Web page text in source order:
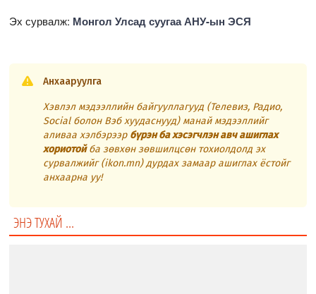
Эх сурвалж: Монгол Улсад суугаа АНУ-ын ЭСЯ
Анхааруулга
Хэвлэл мэдээллийн байгууллагууд (Телевиз, Радио,
Social болон Вэб хуудаснууд) манай мэдээллийг
аливаа хэлбэрээр бүрэн ба хэсэгчлэн авч ашиглах
хориотойба зөвхөн зөвшилцсөн тохиолдолд эх
сурвалжийг (ikon.mn) дурдах замаар ашиглах ёстойг
анхаарна уу!
ЭНЭ ТУХАЙ ...